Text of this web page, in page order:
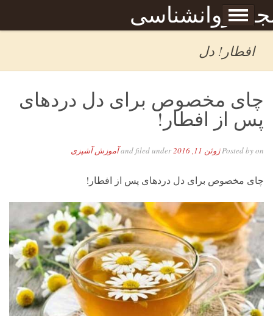
روانشناسی
Skip to content
برگه نمونه
افطار! دل
چای مخصوص برای دل دردهای
پس از افطار!
Posted byon ژوئن 11, 2016 and filed underآموزش آشپزی
چای مخصوص برای دل دردهای پس از افطار!